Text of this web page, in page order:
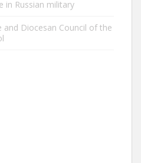
in Russian military
Diocesan Council of the